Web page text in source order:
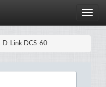
Toggle
D-Link DCS-60